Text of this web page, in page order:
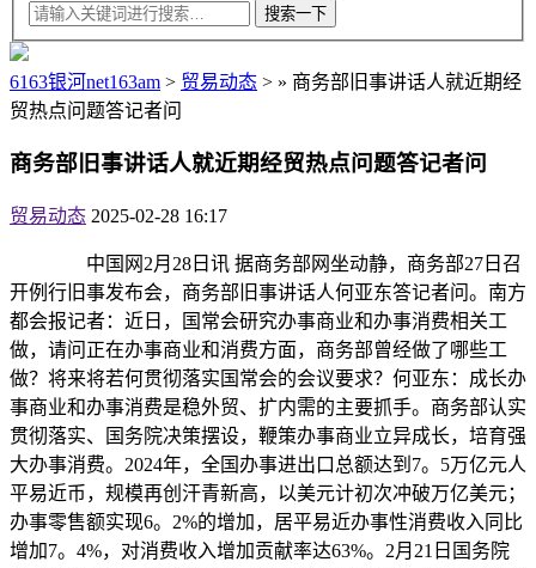
6163银河net163am > 贸易动态 > » 商务部旧事讲话人就近期经
贸热点问题答记者问
商务部旧事讲话人就近期经贸热点问题答记者问
贸易动态 2025-02-28 16:17
中国网2月28日讯 据商务部网坐动静，商务部27日召
开例行旧事发布会，商务部旧事讲话人何亚东答记者问。南方
都会报记者：近日，国常会研究办事商业和办事消费相关工
做，请问正在办事商业和消费方面，商务部曾经做了哪些工
做？将来将若何贯彻落实国常会的会议要求？何亚东：成长办
事商业和办事消费是稳外贸、扩内需的主要抓手。商务部认实
贯彻落实、国务院决策摆设，鞭策办事商业立异成长，培育强
大办事消费。2024年，全国办事进出口总额达到7。5万亿元人
平易近币，规模再创汗青新高，以美元计初次冲破万亿美元；
办事零售额实现6。2%的增加，居平易近办事性消费收入同比
增加7。4%，对消费收入增加贡献率达63%。2月21日国务院